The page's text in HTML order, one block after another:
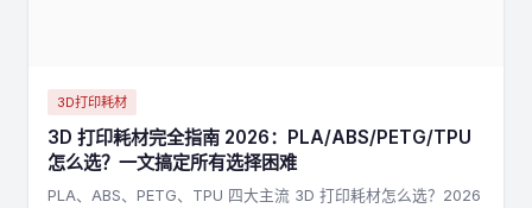
3D打印耗材
3D 打印耗材完全指南 2026：PLA/ABS/PETG/TPU
怎么选？一文搞定所有选择困难
PLA、ABS、PETG、TPU 四大主流 3D 打印耗材怎么选？2026